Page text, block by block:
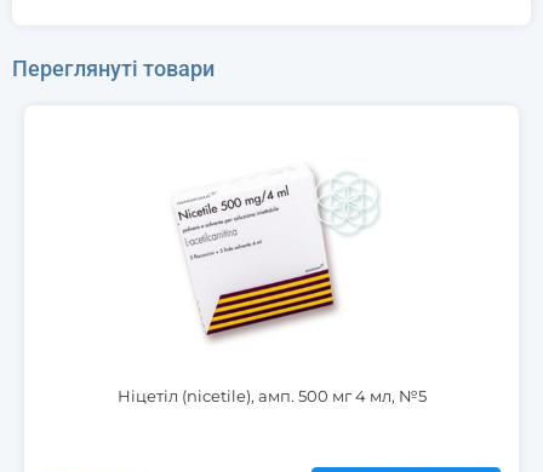
Переглянуті товари
Ніцетіл (nicetile), амп. 500 мг 4 мл, №5